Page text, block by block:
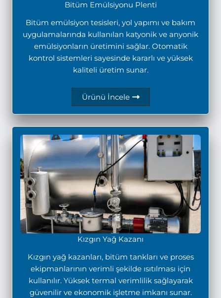
Bitüm Emülsiyonu Plenti
Bitüm emülsiyon tesisleri, yol yapımı ve bakım
uygulamalarında kullanılan katyonik ve anyonik
emülsiyonların üretimini sağlar. Otomatik
kontrol sistemleri sayesinde kararlı ve yüksek
kaliteli üretim sunar.
Ürünü İncele
Kızgın Yağ Kazanı
Kızgın yağ kazanları, bitüm tankları ve proses
ekipmanlarının verimli şekilde ısıtılması için
kullanılır. Yüksek termal verimlilik sağlayarak
güvenilir ve ekonomik işletme imkanı sunar.